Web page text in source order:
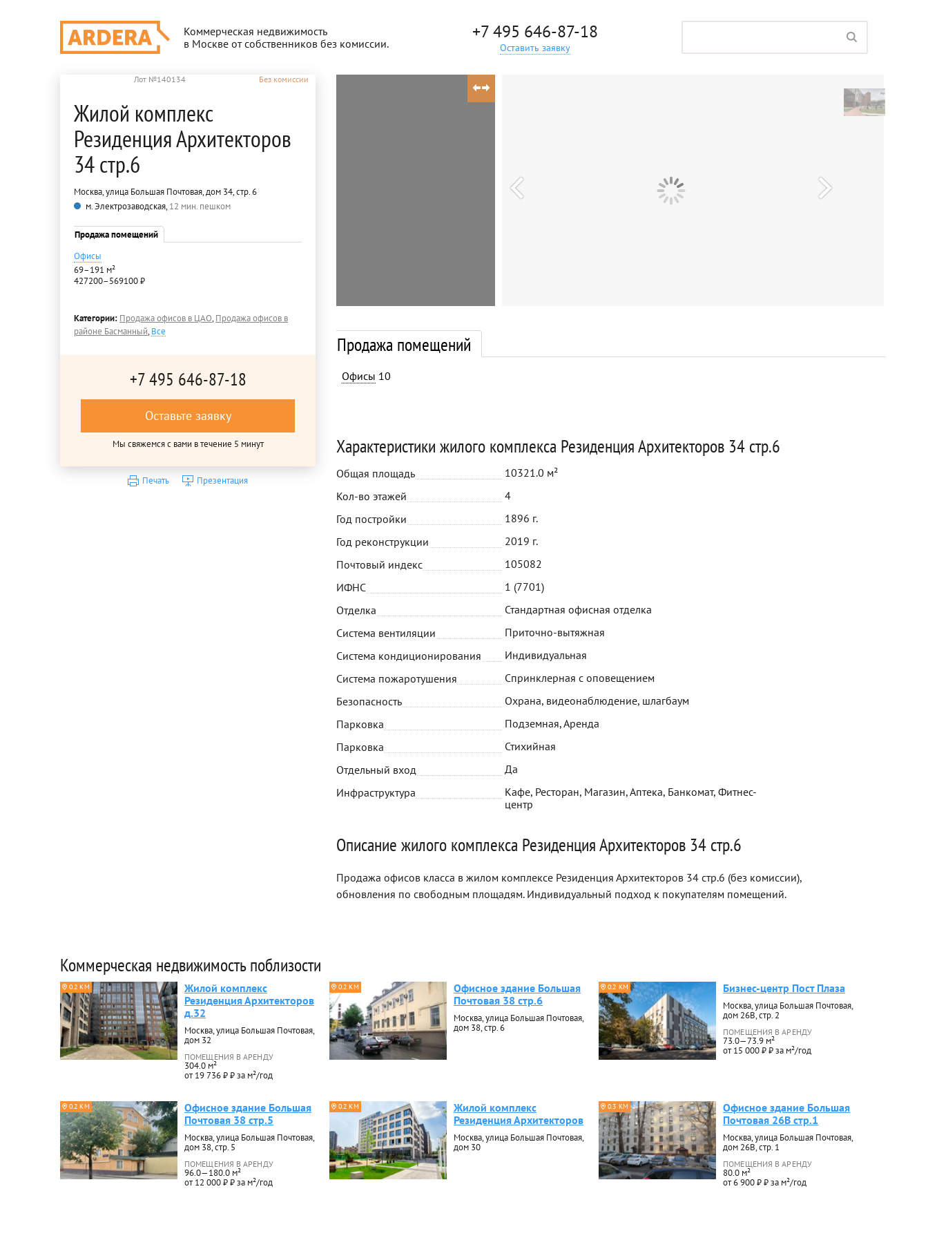
Коммерческая недвижимость
в Москве от собственников без комиссии.
+7 495 646-87-18
Оставить заявку
Лот №140134 Без комиссии
Жилой комплекс
Резиденция Архитекторов
34 стр.6
Москва, улица Большая Почтовая, дом 34, стр. 6
м. Электрозаводская,12 мин. пешком
Продажа помещений
Офисы
69–191 м²
427200–569100 ₽
Категории: Продажа офисов в ЦАО,Продажа офисов в
районе Басманный,Все
+7 495 646-87-18
Оставьте заявку
Мы свяжемся с вами в течение 5 минут
Печать Презентация
Продажа помещений
Офисы 10
Характеристики жилого комплекса Резиденция Архитекторов 34 стр.6
Общая площадь
10321.0 м²
Кол-во этажей
4
Год постройки
1896 г.
Год реконструкции
2019 г.
Почтовый индекс
105082
ИФНС
1 (7701)
Отделка
Стандартная офисная отделка
Система вентиляции
Приточно-вытяжная
Система кондиционирования
Индивидуальная
Система пожаротушения
Спринклерная с оповещением
Безопасность
Охрана, видеонаблюдение, шлагбаум
Парковка
Подземная, Аренда
Парковка
Стихийная
Отдельный вход
Да
Инфраструктура
Кафе, Ресторан, Магазин, Аптека, Банкомат, Фитнес-
центр
Описание жилого комплекса Резиденция Архитекторов 34 стр.6
Продажа офисов класса в жилом комплексе Резиденция Архитекторов 34 стр.6 (без комиссии),
обновления по свободным площадям. Индивидуальный подход к покупателям помещений.
Коммерческая недвижимость поблизости
0.2 КМ
Жилой комплекс
Резиденция Архитекторов
д.32
Москва, улица Большая Почтовая,
дом 32
ПОМЕЩЕНИЯ В АРЕНДУ
304.0 м²
от 19 736 ₽ ₽ за м²/год
0.2 КМ
Офисное здание Большая
Почтовая 38 стр.6
Москва, улица Большая Почтовая,
дом 38, стр. 6
0.2 КМ Бизнес-центр Пост Плаза
Москва, улица Большая Почтовая,
дом 26В, стр. 2
ПОМЕЩЕНИЯ В АРЕНДУ
73.0—73.9 м²
от 15 000 ₽ ₽ за м²/год
0.2 КМ
Офисное здание Большая
Почтовая 38 стр.5
Москва, улица Большая Почтовая,
дом 38, стр. 5
ПОМЕЩЕНИЯ В АРЕНДУ
96.0—180.0 м²
от 12 000 ₽ ₽ за м²/год
0.2 КМ
Жилой комплекс
Резиденция Архитекторов
Москва, улица Большая Почтовая,
дом 30
0.3 КМ
Офисное здание Большая
Почтовая 26В стр.1
Москва, улица Большая Почтовая,
дом 26В, стр. 1
ПОМЕЩЕНИЯ В АРЕНДУ
80.0 м²
от 6 900 ₽ ₽ за м²/год